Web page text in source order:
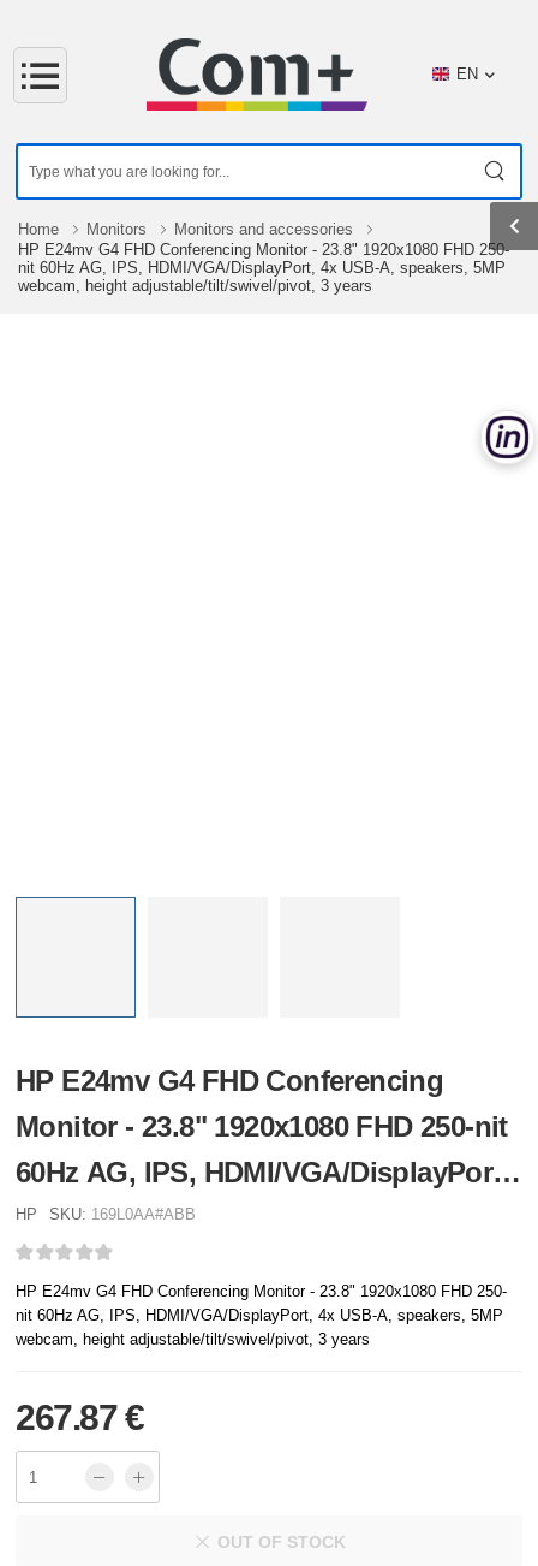
EN
Home Monitors
Monitors and accessories
HP E24mv G4 FHD Conferencing Monitor - 23.8" 1920x1080 FHD 250-
nit 60Hz AG, IPS, HDMI/VGA/DisplayPort, 4x USB-A, speakers, 5MP
webcam, height adjustable/tilt/swivel/pivot, 3 years
HP E24mv G4 FHD Conferencing
Monitor - 23.8" 1920x1080 FHD 250-nit
60Hz AG, IPS, HDMI/VGA/DisplayPort,
4x USB-A, speakers, 5MP webcam,
height adjustable/tilt/swivel/pivot, 3
years
HP SKU: 169L0AA#ABB
HP E24mv G4 FHD Conferencing Monitor - 23.8" 1920x1080 FHD 250-
nit 60Hz AG, IPS, HDMI/VGA/DisplayPort, 4x USB-A, speakers, 5MP
webcam, height adjustable/tilt/swivel/pivot, 3 years
267.87 €
OUT OF STOCK